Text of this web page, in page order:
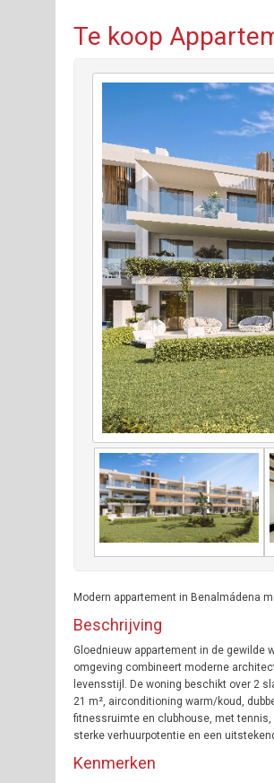
Te koop
Modern appartement in Benalmádena
Beschrijving
Gloednieuw appartement in de gewilde
omgeving combineert moderne
levensstijl. De woning beschikt over 2
21 m², airconditioning warm/koud,
fitnessruimte en clubhouse, met
sterke verhuurpotentie en een
Kenmerken